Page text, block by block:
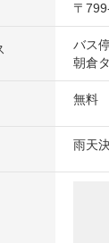
〒
バス
朝倉
無料
雨天